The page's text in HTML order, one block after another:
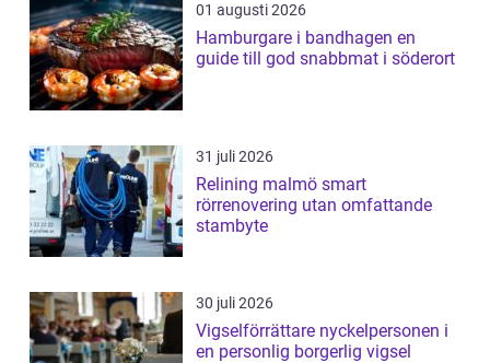
01 augusti 2026
Hamburgare i bandhagen en
guide till god snabbmat i söderort
31 juli 2026
Relining malmö smart
rörrenovering utan omfattande
stambyte
30 juli 2026
Vigselförrättare nyckelpersonen i
en personlig borgerlig vigsel